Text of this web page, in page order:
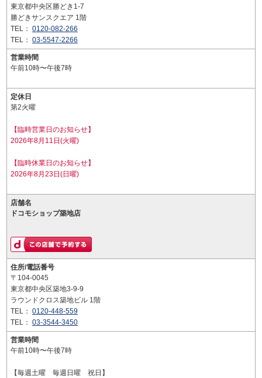
東京都中央区勝どき1-7
勝どきサンスクエア 1階
TEL： 0120-082-266
TEL： 03-5547-2266
営業時間
午前10時〜午後7時
定休日
第2火曜
【臨時営業日のお知らせ】
2026年8月11日(火曜)
【臨時休業日のお知らせ】
2026年8月23日(日曜)
店舗名
ドコモショップ築地店
住所/電話番号
〒104-0045
東京都中央区築地3-9-9
ラウンドクロス築地ビル 1階
TEL： 0120-448-559
TEL： 03-3544-3450
営業時間
午前10時〜午後7時
【毎週土曜 毎週日曜 祝日】